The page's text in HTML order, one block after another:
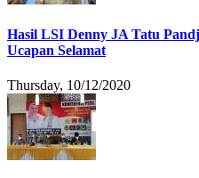
Hasil LSI Denny JA Tatu
Ucapan Selamat
Thursday, 10/12/2020